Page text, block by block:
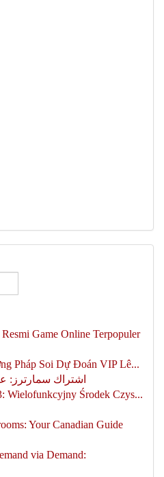
Game Online Terpopuler
Pháp Soi Dự Đoán VIP Lê...
اشتراك سمارترز:
Wielofunkcyjny Środek Czys...
Your Canadian Guide
via Demand: